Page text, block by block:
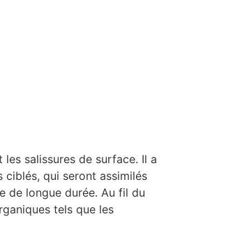
salissures de surface. Il a
ciblés, qui seront assimilés
de longue durée. Au fil du
tels que les